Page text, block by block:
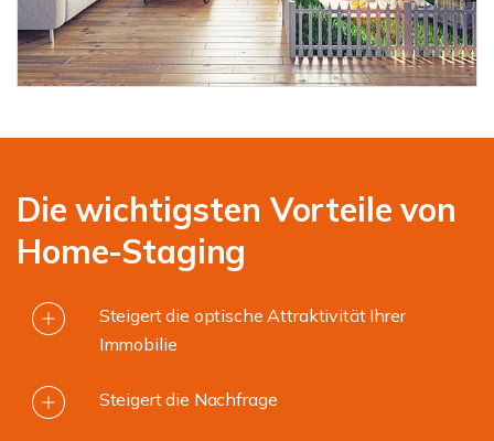
Die wichtigsten Vorteile von
Home-Staging
Steigert die optische Attraktivität Ihrer
Immobilie
Steigert die Nachfrage